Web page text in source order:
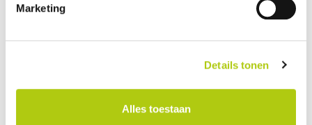
Marketing
Details tonen
Alles toestaan